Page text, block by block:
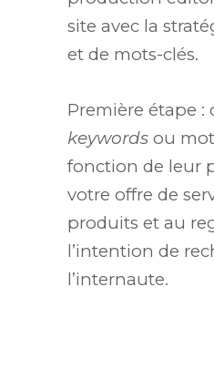
site avec la
et de mots-clés.
Première étape :
keywords ou
fonction de leur
votre offre de
produits et au
l’intention de
l’internaute.